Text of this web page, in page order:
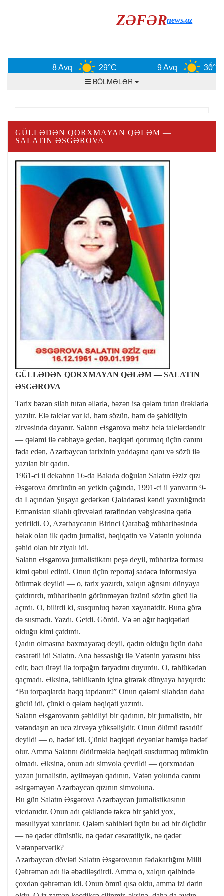
ZƏFƏRnews.az
8 Avq 29°C 9 Avq 30°C
BÖLMƏLƏR
GÜLLƏDƏN QORXMAYAN QƏLƏM —
SALATIN ƏSGƏROVA
GÜLLƏDƏN QORXMAYAN QƏLƏM — SALATIN
ƏSGƏROVA
Tarix bəzən silah tutan əllərlə, bəzən isə qələm tutan ürəklərlə
yazılır. Elə talelər var ki, həm sözün, həm də şəhidliyin
zirvəsində dayanır. Salatın Əsgərova məhz belə talelərdəndir
— qələmi ilə cəbhəyə gedən, həqiqəti qorumaq üçün canını
fəda edən, Azərbaycan tarixinin yaddaşına qanı və sözü ilə
yazılan bir qadın.
1961-ci il dekabrın 16-da Bakıda doğulan Salatın Əziz qızı
Əsgərova ömrünün ən yetkin çağında, 1991-ci il yanvarın 9-
da Laçından Şuşaya gedərkən Qaladərəsi kəndi yaxınlığında
Ermənistan silahlı qüvvələri tərəfindən vəhşicəsinə qətlə
yetirildi. O, Azərbaycanın Birinci Qarabağ müharibəsində
həlak olan ilk qadın jurnalist, həqiqətin və Vətənin yolunda
şəhid olan bir ziyalı idi.
Salatın Əsgərova jurnalistikanı peşə deyil, mübarizə forması
kimi qəbul edirdi. Onun üçün reportaj sadəcə informasiya
ötürmək deyildi — o, tarix yazırdı, xalqın ağrısını dünyaya
çatdırırdı, müharibənin görünməyən üzünü sözün gücü ilə
açırdı. O, bilirdi ki, susqunluq bəzən xəyanətdir. Buna görə
də susmadı. Yazdı. Getdi. Gördü. Və ən ağır həqiqətləri
olduğu kimi çatdırdı.
Qadın olmasına baxmayaraq deyil, qadın olduğu üçün daha
cəsarətli idi Salatın. Ana həssaslığı ilə Vətənin yarasını hiss
edir, bacı ürəyi ilə torpağın fəryadını duyurdu. O, təhlükədən
qaçmadı. Əksinə, təhlükənin içinə girərək dünyaya hayqırdı:
“Bu torpaqlarda haqq tapdanır!” Onun qələmi silahdan daha
güclü idi, çünki o qələm həqiqəti yazırdı.
Salatın Əsgərovanın şəhidliyi bir qadının, bir jurnalistin, bir
vətəndaşın ən uca zirvəyə yüksəlişidir. Onun ölümü təsadüf
deyildi — o, hədəf idi. Çünki həqiqəti deyənlər həmişə hədəf
olur. Amma Salatını öldürməklə həqiqəti susdurmaq mümkün
olmadı. Əksinə, onun adı simvola çevrildi — qorxmadan
yazan jurnalistin, əyilməyən qadının, Vətən yolunda canını
əsirgəməyən Azərbaycan qızının simvoluna.
Bu gün Salatın Əsgərova Azərbaycan jurnalistikasının
vicdanıdır. Onun adı çəkiləndə təkcə bir şəhid yox,
məsuliyyət xatırlanır. Qələm sahibləri üçün bu ad bir ölçüdür
— nə qədər dürüstük, nə qədər cəsarətliyik, nə qədər
Vətənpərvərik?
Azərbaycan dövləti Salatın Əsgərovanın fədakarlığını Milli
Qəhrəman adı ilə əbədiləşdirdi. Amma o, xalqın qəlbində
çoxdan qəhrəman idi. Onun ömrü qısa oldu, amma izi dərin